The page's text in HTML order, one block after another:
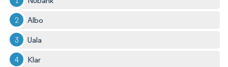
Albo
Uala
Klar